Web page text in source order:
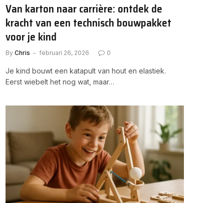
Van karton naar carrière: ontdek de
kracht van een technisch bouwpakket
voor je kind
By Chris februari 26, 2026 0
Je kind bouwt een katapult van hout en elastiek.
Eerst wiebelt het nog wat, maar…